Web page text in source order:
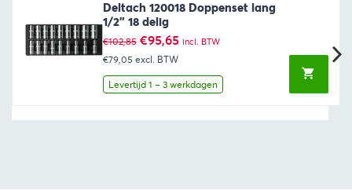
Deltach 120018 Doppenset lang
1/2” 18 delig
€102,85 Oorspronkelijke
prijs
was:
€102,85.
€95,65Huidige
prijs
€95,65.
incl. BTW
€79,05 excl. BTW
Levertijd 1 – 3 werkdagen